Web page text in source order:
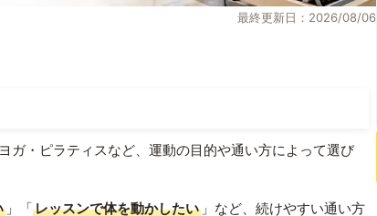
最終更新日：2026/08/06
ガ・ピラティスなど、運動の目的や通い方によって選び
」「レッスンで体を動かしたい 」など、続けやすい通い方